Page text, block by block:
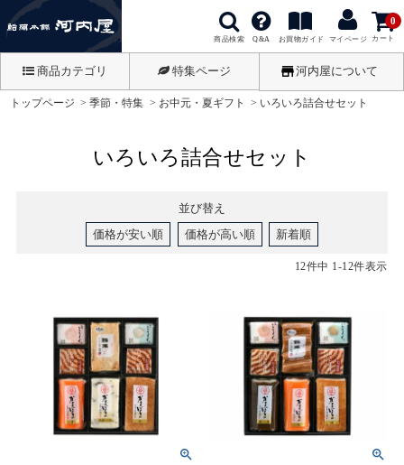
商品検索 Q&A お買物ガイド マイページ カート
0
商品カテゴリ 特集ページ 河内屋について
トップページ 季節・特集 お中元・夏ギフト いろいろ詰合せセット
いろいろ詰合せセット
並び替え
価格が安い順
価格が高い順 新着順
12件中 1-12件表示